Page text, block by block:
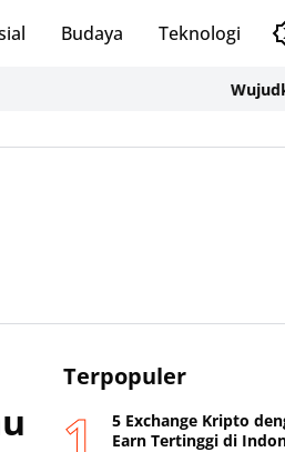
Budaya Teknologi
Wujudkan
Terpopuler
5 Exchange Kripto
Earn Tertinggi di